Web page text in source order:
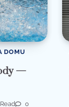
DOMU
—
0